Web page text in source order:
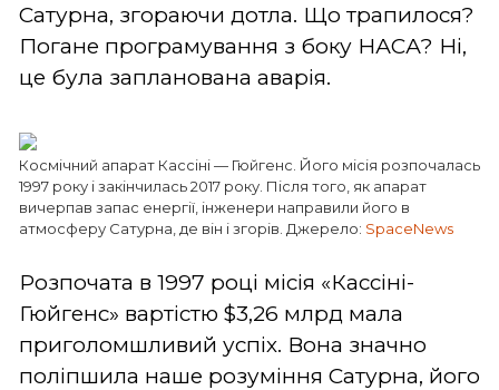
Сатурна, згораючи дотла. Що трапилося?
Погане програмування з боку НАСА? Ні,
це була запланована аварія.
Космічний апарат Кассіні — Гюйгенс. Його місія розпочалась
1997 року і закінчилась 2017 року. Після того, як апарат
вичерпав запас енергії, інженери направили його в
атмосферу Сатурна, де він і згорів. Джерело: SpaceNews
Розпочата в 1997 році місія «Кассіні-
Гюйгенс» вартістю $3,26 млрд мала
приголомшливий успіх. Вона значно
поліпшила наше розуміння Сатурна, його